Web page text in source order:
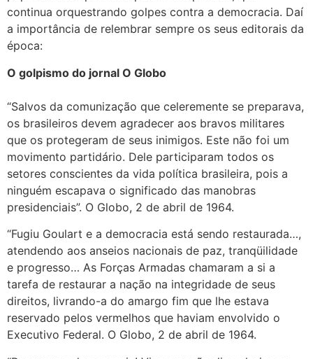
continua orquestrando golpes contra a democracia. Daí
a importância de relembrar sempre os seus editorais da
época:
O golpismo do jornal O Globo
“Salvos da comunização que celeremente se preparava,
os brasileiros devem agradecer aos bravos militares
que os protegeram de seus inimigos. Este não foi um
movimento partidário. Dele participaram todos os
setores conscientes da vida política brasileira, pois a
ninguém escapava o significado das manobras
presidenciais”. O Globo, 2 de abril de 1964.
“Fugiu Goulart e a democracia está sendo restaurada…,
atendendo aos anseios nacionais de paz, tranqüilidade
e progresso… As Forças Armadas chamaram a si a
tarefa de restaurar a nação na integridade de seus
direitos, livrando-a do amargo fim que lhe estava
reservado pelos vermelhos que haviam envolvido o
Executivo Federal. O Globo, 2 de abril de 1964.